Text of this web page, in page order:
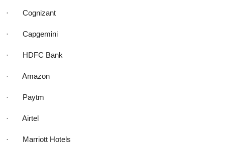
· Cognizant
· Capgemini
· HDFC Bank
· Amazon
· Paytm
· Airtel
· Marriott Hotels